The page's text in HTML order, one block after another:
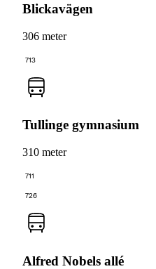
Blickavägen
306 meter
713
Tullinge gymnasium
310 meter
711
726
Alfred Nobels allé